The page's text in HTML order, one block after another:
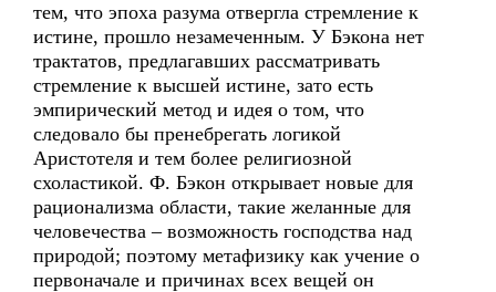
тем, что эпоха разума отвергла стремление к
истине, прошло незамеченным. У Бэкона нет
трактатов, предлагавших рассматривать
стремление к высшей истине, зато есть
эмпирический метод и идея о том, что
следовало бы пренебрегать логикой
Аристотеля и тем более религиозной
схоластикой. Ф. Бэкон открывает новые для
рационализма области, такие желанные для
человечества – возможность господства над
природой; поэтому метафизику как учение о
первоначале и причинах всех вещей он